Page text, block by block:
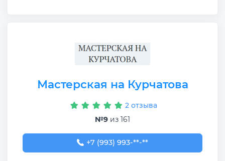
Мастерская на Курчатова
2 отзыва
№9 из 161
+7 (993) 993-54-53
+7 (993) 993-**-**